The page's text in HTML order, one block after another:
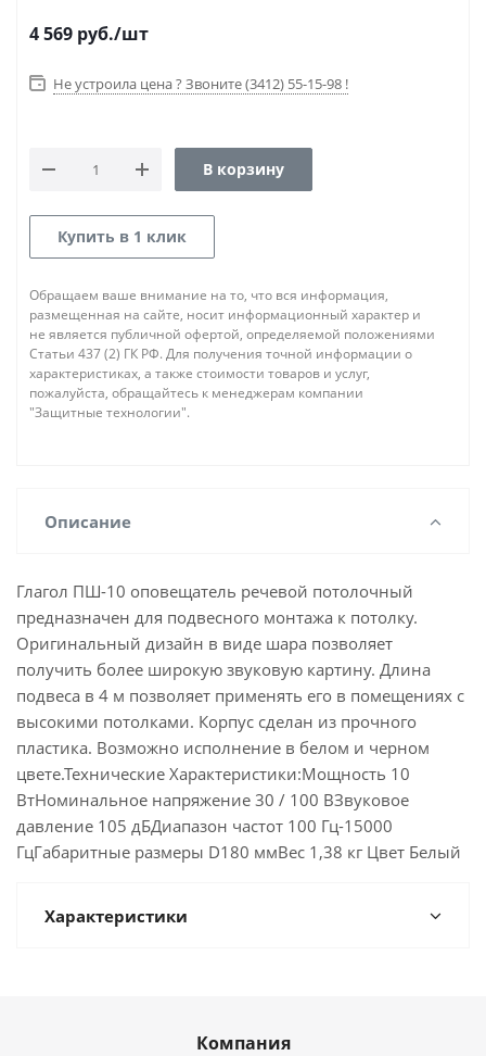
4 569 руб./шт
Не устроила цена ? Звоните (3412) 55-15-98 !
В корзину
Купить в 1 клик
Обращаем ваше внимание на то, что вся информация,
размещенная на сайте, носит информационный характер и
не является публичной офертой, определяемой положениями
Статьи 437 (2) ГК РФ. Для получения точной информации о
характеристиках, а также стоимости товаров и услуг,
пожалуйста, обращайтесь к менеджерам компании
"Защитные технологии".
Описание
Глагол ПШ-10 оповещатель речевой потолочный
предназначен для подвесного монтажа к потолку.
Оригинальный дизайн в виде шара позволяет
получить более широкую звуковую картину. Длина
подвеса в 4 м позволяет применять его в помещениях с
высокими потолками. Корпус сделан из прочного
пластика. Возможно исполнение в белом и черном
цвете.Технические Характеристики:Мощность 10
ВтНоминальное напряжение 30 / 100 ВЗвуковое
давление 105 дБДиапазон частот 100 Гц-15000
ГцГабаритные размеры D180 ммВес 1,38 кг Цвет Белый
Характеристики
Компания